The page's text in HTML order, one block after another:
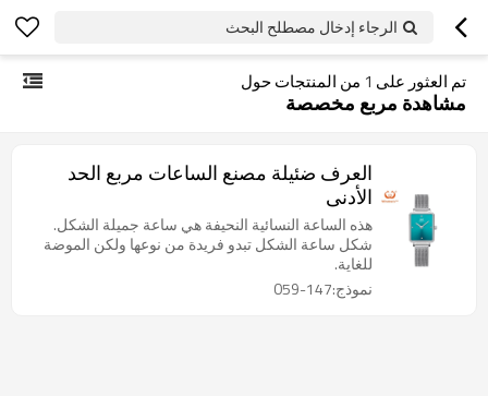
الرجاء إدخال مصطلح البحث
تم العثور على 1 من المنتجات حول
مشاهدة مربع مخصصة
العرف ضئيلة مصنع الساعات مربع الحد
الأدنى
هذه الساعة النسائية النحيفة هي ساعة جميلة الشكل.
شكل ساعة الشكل تبدو فريدة من نوعها ولكن الموضة
للغاية.
نموذج:147-059